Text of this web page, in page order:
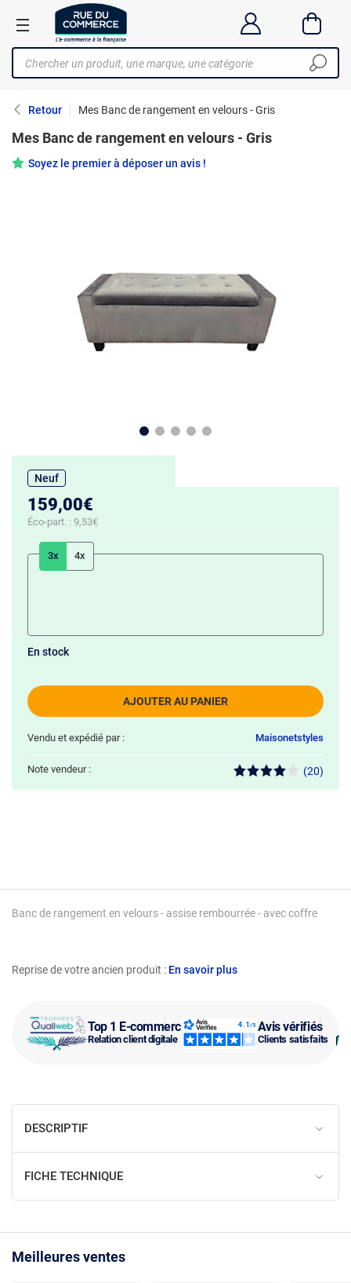
Retour Mes Banc de rangement en velours - Gris
Top 1 E-commerce
Relation client digitale
Avis vérifiés
Clients satisfaits
Reprise de votre ancien produit : En savoir plus
Mes Banc de rangement en velours - Gris
Soyez le premier à déposer un avis !
Banc de rangement en velours - assise rembourrée - avec coffre
Neuf
159,00€
Éco-part. : 9,53€
3x 4x
AJOUTER AU PANIER
En stock
Vendu et expédié par : Maisonetstyles
Note vendeur : (20)
DESCRIPTIF
FICHE TECHNIQUE
Meilleures ventes